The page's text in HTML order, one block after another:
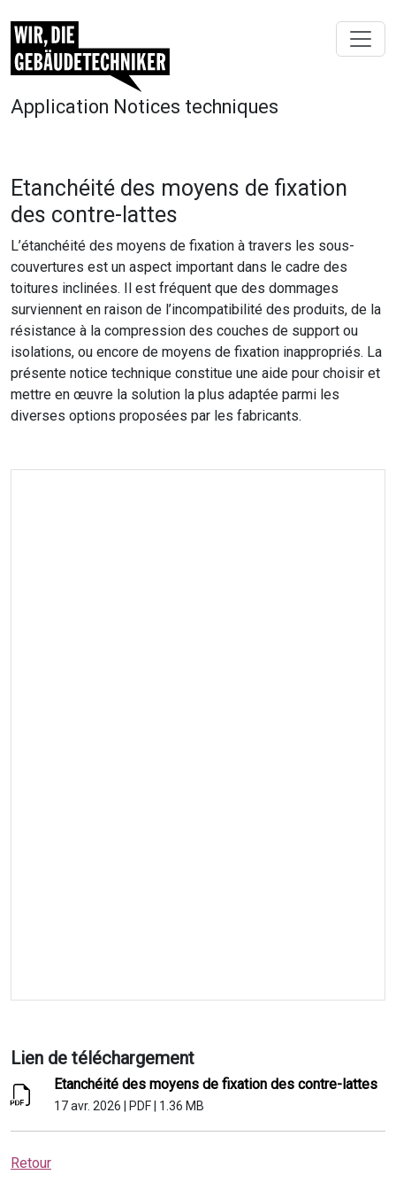
Application Notices techniques
Etanchéité des moyens de fixation
des contre-lattes
L’étanchéité des moyens de fixation à travers les sous-
couvertures est un aspect important dans le cadre des
toitures inclinées. Il est fréquent que des dommages
surviennent en raison de l’incompatibilité des produits, de la
résistance à la compression des couches de support ou
isolations, ou encore de moyens de fixation inappropriés. La
présente notice technique constitue une aide pour choisir et
mettre en œuvre la solution la plus adaptée parmi les
diverses options proposées par les fabricants.
Lien de téléchargement
Etanchéité des moyens de fixation des contre-lattes
17 avr. 2026 PDF 1.36 MB
Retour